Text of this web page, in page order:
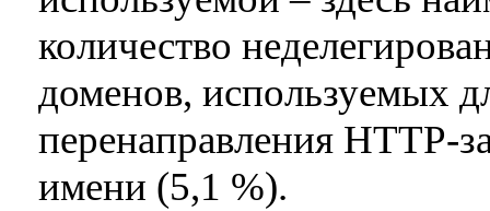
количество
доменов, используемых
перенаправления HTTP-
имени (5,1 %).